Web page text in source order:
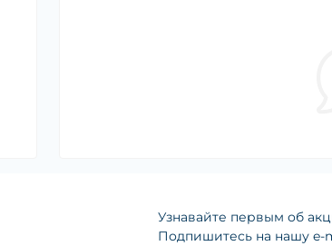
Узнавайте первым об
Подпишитесь на нашу e-